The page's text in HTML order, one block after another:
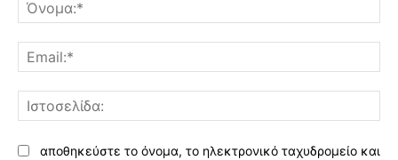
αποθηκεύστε το όνομα, το ηλεκτρονικό ταχυδρομείο και